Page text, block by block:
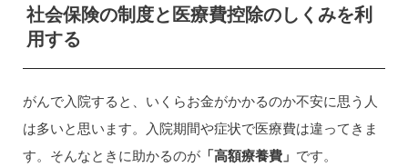
社会保険の制度と医療費控除のしくみを利
用する
がんで入院すると、いくらお金がかかるのか不安に思う人
は多いと思います。入院期間や症状で医療費は違ってきま
す。そんなときに助かるのが「高額療養費」 です。